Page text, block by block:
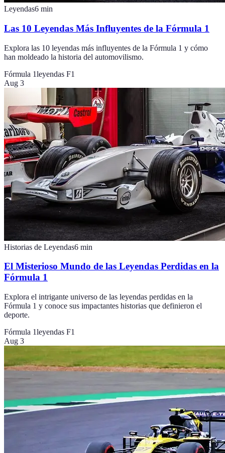
Leyendas6 min
Las 10 Leyendas Más Influyentes de la Fórmula 1
Explora las 10 leyendas más influyentes de la Fórmula 1 y cómo
han moldeado la historia del automovilismo.
Fórmula 1leyendas F1
Aug 3
Historias de Leyendas6 min
El Misterioso Mundo de las Leyendas Perdidas en la
Fórmula 1
Explora el intrigante universo de las leyendas perdidas en la
Fórmula 1 y conoce sus impactantes historias que definieron el
deporte.
Fórmula 1leyendas F1
Aug 3